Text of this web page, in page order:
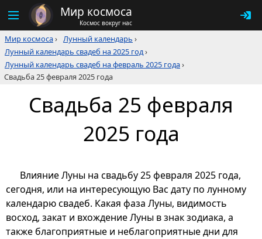
Мир космоса
Космос вокруг нас
Мир космоса› Лунный календарь ›
Лунный календарь свадеб на 2025 год›
Лунный календарь свадеб на февраль 2025 года›
Свадьба 25 февраля 2025 года
Свадьба 25 февраля
2025 года
Влияние Луны на свадьбу 25 февраля 2025 года,
сегодня, или на интересующую Вас дату по лунному
календарю свадеб. Какая фаза Луны, видимость
восход, закат и вхождение Луны в знак зодиака, а
также благоприятные и неблагоприятные дни для